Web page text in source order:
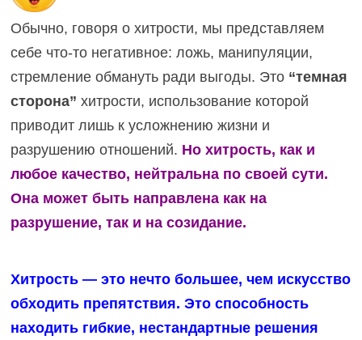
Обычно, говоря о хитрости, мы представляем
себе что-то негативное: ложь, манипуляции,
стремление обмануть ради выгоды. Это“темная
сторона” хитрости, использование которой
приводит лишь к усложнению жизни и
разрушению отношений. Но хитрость, как и
любое качество, нейтральна по своей сути.
Она может быть направлена как на
разрушение, так и на созидание.
Хитрость — это нечто большее, чем искусство
обходить препятствия. Это способность
находить гибкие, нестандартные решения